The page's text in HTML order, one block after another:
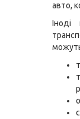
авто,